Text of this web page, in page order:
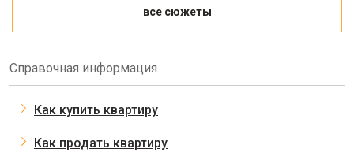
все сюжеты
Справочная информация
Как купить квартиру
Как продать квартиру